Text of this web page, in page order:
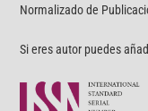
Normalizado de
Si eres autor puedes